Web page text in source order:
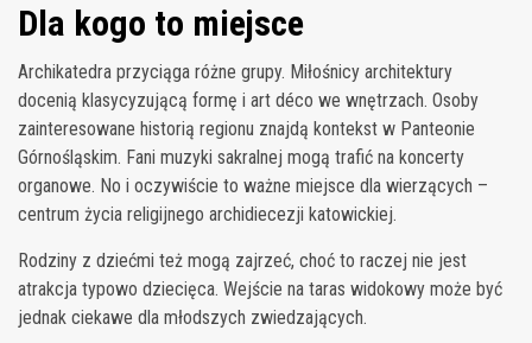
Dla kogo to miejsce
Archikatedra przyciąga różne grupy. Miłośnicy architektury
docenią klasycyzującą formę i art déco we wnętrzach. Osoby
zainteresowane historią regionu znajdą kontekst w Panteonie
Górnośląskim. Fani muzyki sakralnej mogą trafić na koncerty
organowe. No i oczywiście to ważne miejsce dla wierzących –
centrum życia religijnego archidiecezji katowickiej.
Rodziny z dziećmi też mogą zajrzeć, choć to raczej nie jest
atrakcja typowo dziecięca. Wejście na taras widokowy może być
jednak ciekawe dla młodszych zwiedzających.